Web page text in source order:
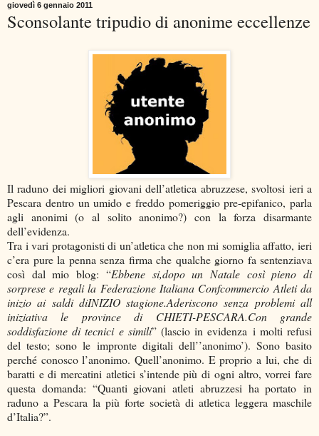
giovedì 6 gennaio 2011
Sconsolante tripudio di anonime eccellenze
Il raduno dei migliori giovani dell’atletica abruzzese, svoltosi ieri a
Pescara dentro un umido e freddo pomeriggio pre-epifanico, parla
agli anonimi (o al solito anonimo?) con la forza disarmante
dell’evidenza.
Tra i vari protagonisti di un’atletica che non mi somiglia affatto, ieri
c’era pure la penna senza firma che qualche giorno fa sentenziava
così dal mio blog: “Ebbene si,dopo un Natale così pieno di
sorprese e regali la Federazione Italiana Confcommercio Atleti da
inizio ai saldi diINIZIO stagione.Aderiscono senza problemi all
iniziativa le province di CHIETI-PESCARA.Con grande
soddisfazione di tecnici e simili” (lascio in evidenza i molti refusi
del testo; sono le impronte digitali dell’’anonimo’). Sono basito
perché conosco l’anonimo. Quell’anonimo. E proprio a lui, che di
baratti e di mercatini atletici s’intende più di ogni altro, vorrei fare
questa domanda: “Quanti giovani atleti abruzzesi ha portato in
raduno a Pescara la più forte società di atletica leggera maschile
d’Italia?”.